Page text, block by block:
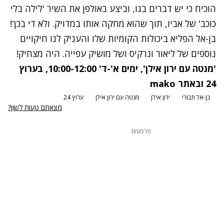
הוכיח כי יש דברים בגו, וביצע באולפן את השיר 'לילה בלי
כוכב' של אביו, תוך שהוא מחקה אותו במדויק. ולא די בכך!
בן-אל הפליא ביכולות הקומיות שלו והעניק לנו חיקויים
נוספים של ליאור ונרקיס ושל מושיק עפייה. היה מצחיק!
'מנטה עם ירון אילן
', ימים א'-ד' 10:00-12:00, בערוץ
24 ובאתר mako
בן-אל תבורי ירון אילן מנטה עם ירון אילן ערוץ 24
מצאתם טעות לשון?
פרסומת